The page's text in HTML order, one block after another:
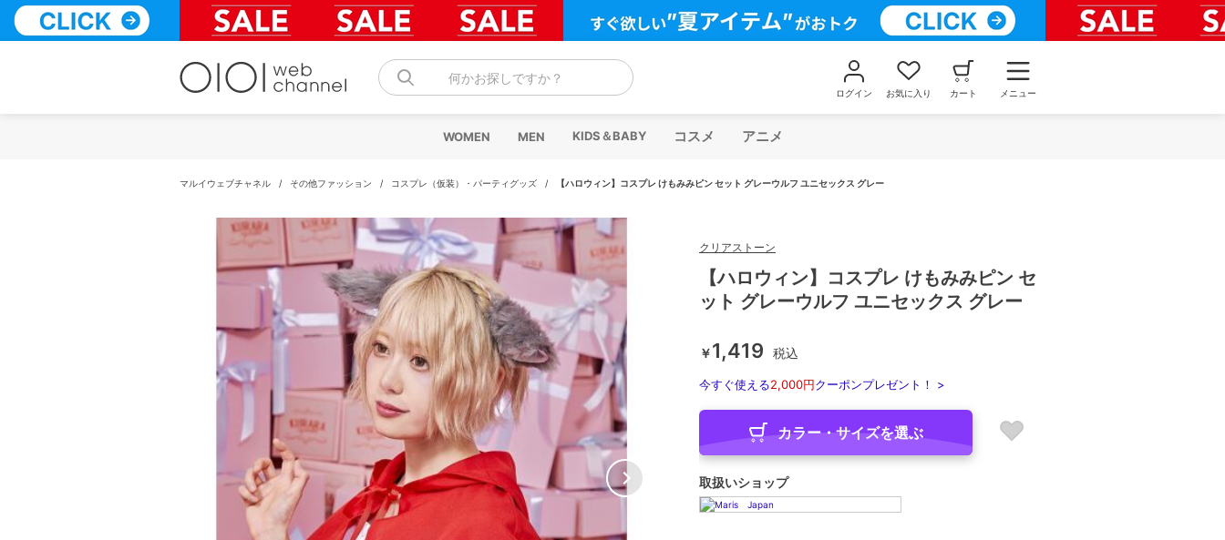
テ
何かお探しですか？
ログイン お気に入り カート メニュー
WOMEN MEN KIDS＆BABY コスメ アニメ
マルイウェブチャネル / その他ファッション / コスプレ（仮装）・パーティグッズ / 【ハロウィン】コスプレ けもみみピン セット グレーウルフ ユニセックス グレー
クリアストーン
【ハロウィン】コスプレ けもみみピン セ
ット グレーウルフ ユニセックス グレー
￥1,419 税込
今すぐ使える2,000円クーポンプレゼント！ >
カラー・サイズを選ぶ
取扱いショップ